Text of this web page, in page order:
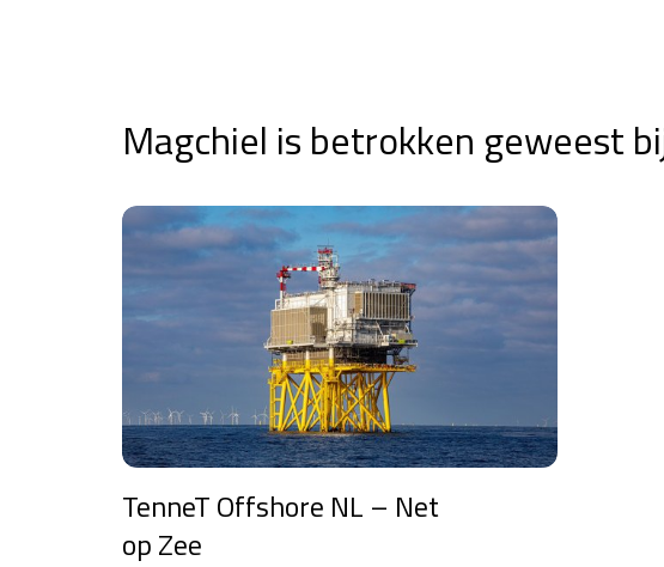
Magchiel is betrokken geweest
TenneT Offshore NL – Net
op Zee